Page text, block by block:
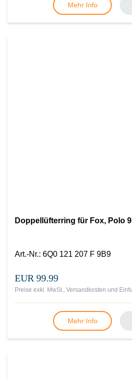
Mehr Info
Doppellüfterring für Fox, Polo
Art.-Nr.: 6Q0 121 207 F 9B9
EUR 99.99
Preise exkl. MwSt., Versandkosten und
Mehr Info